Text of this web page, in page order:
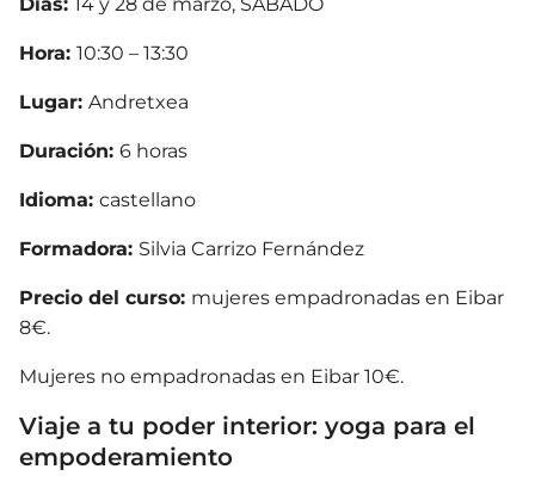
Hora: 10:30 – 13:30
Lugar: Andretxea
Duración: 6 horas
Idioma: castellano
Formadora: Silvia Carrizo Fernández
Precio del curso: mujeres empadronadas en Eibar
8€.
Mujeres no empadronadas en Eibar 10€.
Viaje a tu poder interior: yoga para el
empoderamiento